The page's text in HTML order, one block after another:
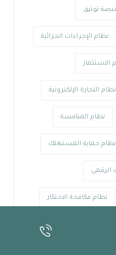
توثيق
نظام الإجراءات الجزائية
الاستثمار
نظام التجارة الإلكترونية
نظام المنافسة
نظام حماية المستهلك
الرقمي
نظام مكافحة الاحتكار